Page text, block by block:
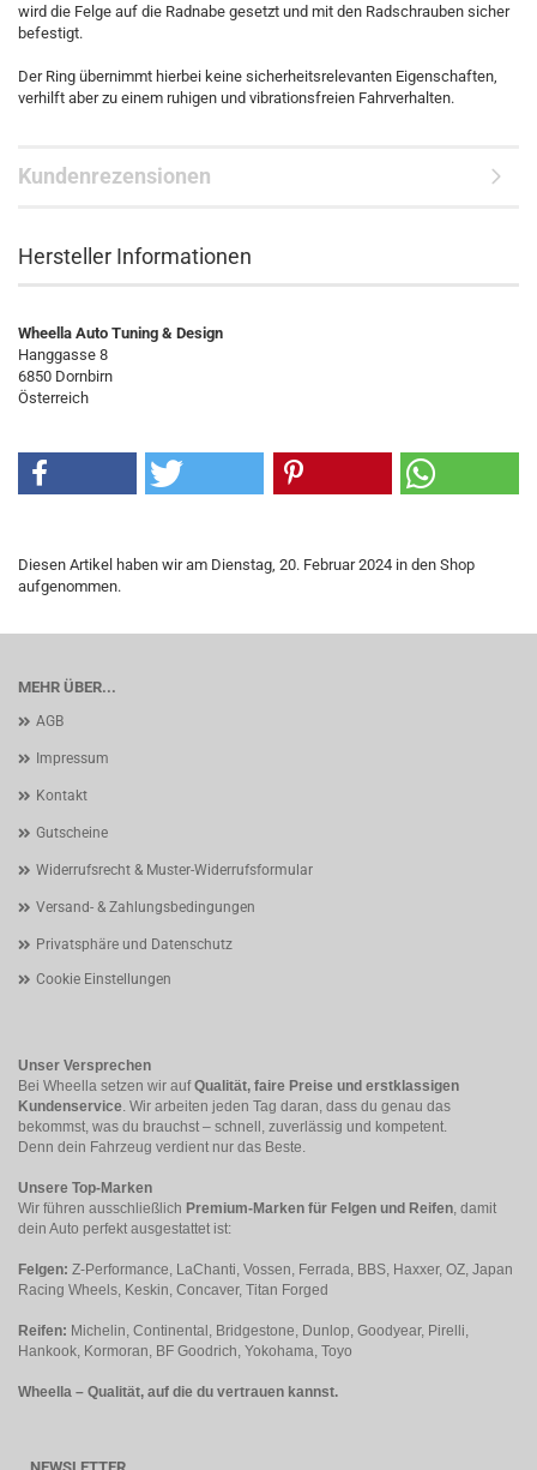
wird die Felge auf die Radnabe gesetzt und mit den Radschrauben sicher
befestigt.
Der Ring übernimmt hierbei keine sicherheitsrelevanten Eigenschaften,
verhilft aber zu einem ruhigen und vibrationsfreien Fahrverhalten.
Kundenrezensionen
Hersteller Informationen
Wheella Auto Tuning & Design
Hanggasse 8
6850 Dornbirn
Österreich
Diesen Artikel haben wir am Dienstag, 20. Februar 2024 in den Shop
aufgenommen.
MEHR ÜBER...
AGB
Impressum
Kontakt
Gutscheine
Widerrufsrecht & Muster-Widerrufsformular
Versand- & Zahlungsbedingungen
Privatsphäre und Datenschutz
Cookie Einstellungen
Unser Versprechen
Bei Wheella setzen wir aufQualität, faire Preise und erstklassigen
Kundenservice. Wir arbeiten jeden Tag daran, dass du genau das
bekommst, was du brauchst – schnell, zuverlässig und kompetent.
Denn dein Fahrzeug verdient nur das Beste.
Unsere Top-Marken
Wir führen ausschließlich Premium-Marken für Felgen und Reifen, damit
dein Auto perfekt ausgestattet ist:
Felgen: Z-Performance, LaChanti, Vossen, Ferrada, BBS, Haxxer, OZ, Japan
Racing Wheels, Keskin, Concaver, Titan Forged
Reifen: Michelin, Continental, Bridgestone, Dunlop, Goodyear, Pirelli,
Hankook, Kormoran, BF Goodrich, Yokohama, Toyo
Wheella – Qualität, auf die du vertrauen kannst.